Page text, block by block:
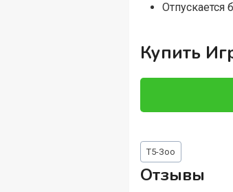
Отпускается
Купить
Метки
записи:
Т5-Зоо
Отзывы